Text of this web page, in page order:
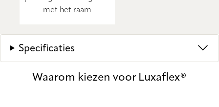
met het raam
Specificaties
Waarom kiezen voor Luxaflex®